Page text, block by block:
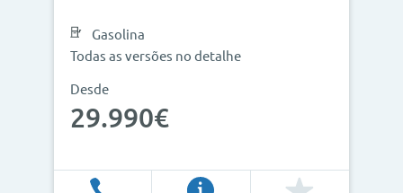
Gasolina
Todas as versões no detalhe
Desde
29.990€